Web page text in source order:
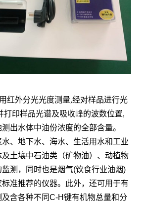
红外分光光度测量,经对样品进行光
打印样品光谱及吸收峰的波数位置,
出水体中油份浓度的全部含量。
、地下水、海水、生活用水和工业
土壤中石油类（矿物油）、动植物
测，同时也是烟气(饮食行业油烟)
准推荐的仪器。此外，还可用于有
含各种不同C-H键有机物总量和分